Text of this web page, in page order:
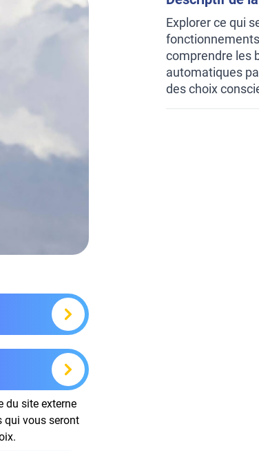
du site externe
qui vous seront
Explorer ce qui
comprendre les
automatiques
des choix